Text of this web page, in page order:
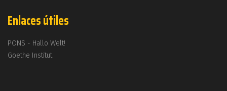
Enlaces útiles
PONS - Hallo Welt!
Goethe Institut